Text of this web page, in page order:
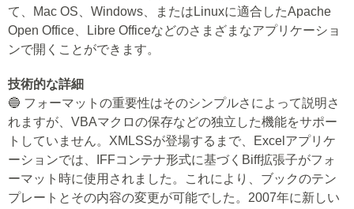
て、Mac OS、Windows、またはLinuxに適合したApache
Open Office、Libre Officeなどのさまざまなアプリケーショ
ンで開くことができます。
技術的な詳細
🔵 フォーマットの重要性はそのシンプルさによって説明さ
れますが、VBAマクロの保存などの独立した機能をサポー
トしていません。XMLSSが登場するまで、Excelアプリケ
ーションでは、IFFコンテナ形式に基づくBiff拡張子がフォ
ーマット時に使用されました。これにより、ブックのテン
プレートとその内容の変更が可能でした。2007年に新しい